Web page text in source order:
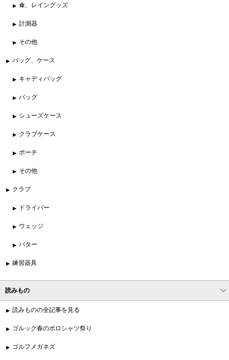
傘、レイングッズ
計測器
その他
バッグ、ケース
キャディバッグ
バッグ
シューズケース
クラブケース
ポーチ
その他
クラブ
ドライバー
ウェッジ
パター
練習器具
読みもの
読みものの全記事を見る
ゴルック春のポロシャツ祭り
ゴルフメガネズ